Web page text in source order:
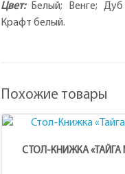
Цвет: Белый; Венге;
Крафт белый.
Похожие товары
СТОЛ-КНИЖКА «ТАЙГА